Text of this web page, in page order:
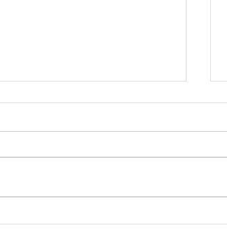
かけっこクラブ＠伊丹宝塚